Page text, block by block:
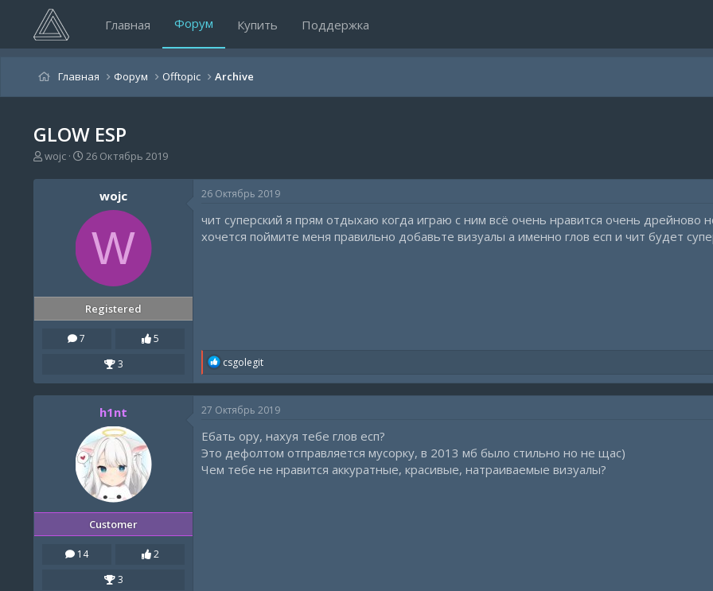
Главная Форум Купить Поддержка
Главная Форум Offtopic Archive
GLOW ESP
А
т
wojc
Д
т
а
а
26 Октябрь 2019
wojc
W
Registered
7
5
3
26 Октябрь 2019
чит суперский я прям отдыхаю когда играю с ним всё очень нравится очень дрейново
хочется поймите меня правильно добавьте визуалы а именно глов есп и чит будет
R
a
c
t
o
s
:
csgolegit
h1nt
Customer
14
2
3
27 Октябрь 2019
Ебать ору, нахуя тебе глов есп?
Это дефолтом отправляется мусорку, в 2013 мб было стильно но не щас)
Чем тебе не нравится аккуратные, красивые, натраиваемые визуалы?